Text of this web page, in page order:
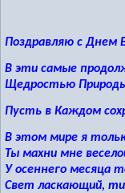
Поздравляю с Днем
В эти самые
Щедростью
Пусть в Каждом
В этом мире я
Ты махни мне
У осеннего месяца
Свет ласкающий,